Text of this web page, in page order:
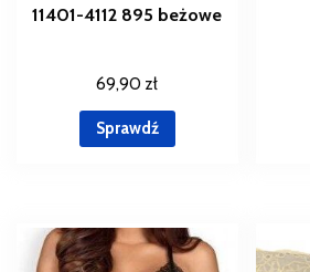
11401-4112 895 beżowe
69,90 zł
Sprawdź